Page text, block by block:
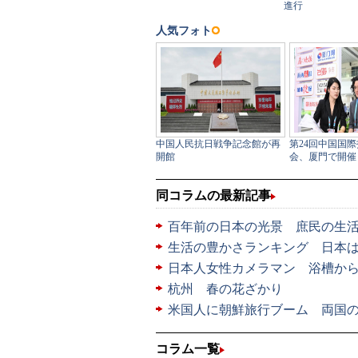
同コラムの最新記事
百年前の日本の光景 庶民の生
生活の豊かさランキング 日本
日本人女性カメラマン 浴槽か
杭州 春の花ざかり
米国人に朝鮮旅行ブーム 両国
コラム一覧